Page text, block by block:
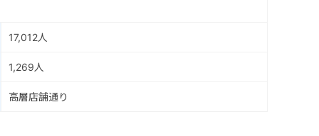
17,012人
1,269人
高層店舗通り